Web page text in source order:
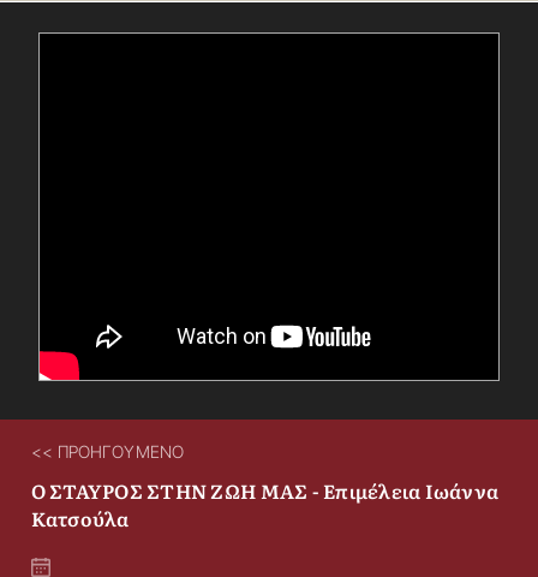
<< ΠΡΟΗΓΟΥΜΕΝΟ
Ο ΣΤΑΥΡΟΣ ΣΤΗΝ ΖΩΗ ΜΑΣ - Επιμέλεια Ιωάννα
Κατσούλα